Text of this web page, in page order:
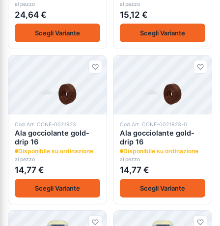
al pezzo
24,64 €
Scegli Variante
al pezzo
15,12 €
Scegli Variante
Cod.Art. CONF-0021923
Ala gocciolante gold-
drip 16
Disponibile su ordinazione
al pezzo
14,77 €
Scegli Variante
Cod.Art. CONF-0021923-0
Ala gocciolante gold-
drip 16
Disponibile su ordinazione
al pezzo
14,77 €
Scegli Variante